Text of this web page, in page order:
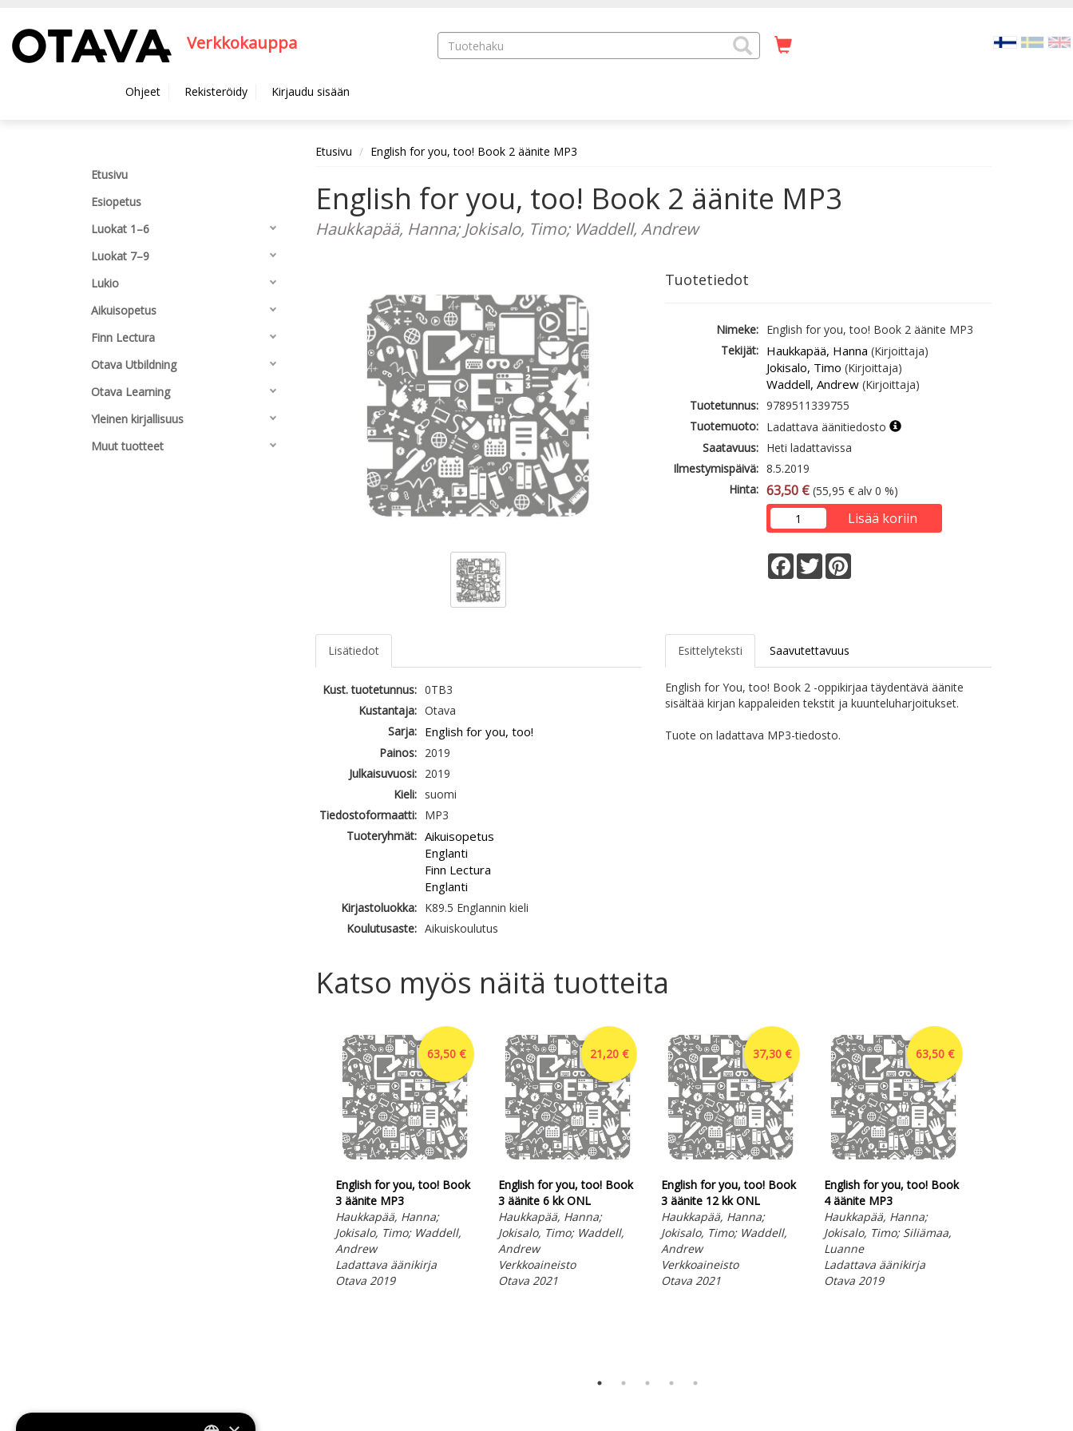
Verkkokauppa
Ohjeet Rekisteröidy Kirjaudu sisään
Etusivu
Esiopetus
Luokat 1–6
Luokat 7–9
Lukio
Aikuisopetus
Finn Lectura
Otava Utbildning
Otava Learning
Yleinen kirjallisuus
Muut tuotteet
Etusivu English for you, too! Book 2 äänite MP3
English for you, too! Book 2 äänite MP3
Haukkapää, Hanna; Jokisalo, Timo; Waddell, Andrew
Tuotetiedot
Nimeke: English for you, too! Book 2 äänite MP3
Tekijät: Haukkapää, Hanna (Kirjoittaja)
Jokisalo, Timo (Kirjoittaja)
Waddell, Andrew (Kirjoittaja)
Tuotetunnus: 9789511339755
Tuotemuoto: Ladattava äänitiedosto
Saatavuus: Heti ladattavissa
Ilmestymispäivä: 8.5.2019
Hinta: 63,50 € (55,95 € alv 0 %)
Lisää koriin
Facebook
Twitter
Lisätiedot
Kust. tuotetunnus: 0TB3
Kustantaja: Otava
Sarja:
English for you, too!
Painos:
2019
Julkaisuvuosi:
2019
Kieli:
suomi
Tiedostoformaatti:
MP3
Tuoteryhmät: Aikuisopetus
Englanti
Finn Lectura
Englanti
Kirjastoluokka:
K89.5 Englannin kieli
Koulutusaste: Aikuiskoulutus
Esittelyteksti Saavutettavuus
English for You, too! Book 2 -oppikirjaa täydentävä äänite
sisältää kirjan kappaleiden tekstit ja kuunteluharjoitukset.
Tuote on ladattava MP3-tiedosto.
Katso myös näitä tuotteita
63,50 €
English for you, too! Book
3 äänite MP3
Haukkapää, Hanna;
Jokisalo, Timo; Waddell,
Andrew
Ladattava äänikirja
Otava 2019
21,20 €
English for you, too! Book
3 äänite 6 kk ONL
Haukkapää, Hanna;
Jokisalo, Timo; Waddell,
Andrew
Verkkoaineisto
Otava 2021
37,30 €
English for you, too! Book
3 äänite 12 kk ONL
Haukkapää, Hanna;
Jokisalo, Timo; Waddell,
Andrew
Verkkoaineisto
Otava 2021
63,50 €
English for you, too! Book
4 äänite MP3
Haukkapää, Hanna;
Jokisalo, Timo; Siliämaa,
Luanne
Ladattava äänikirja
Otava 2019